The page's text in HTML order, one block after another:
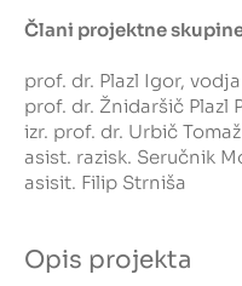
Člani projektne
prof. dr. Plazl Igor,
prof. dr. Žnidaršič Plazl
izr. prof. dr. Urbič Tomaž
asist. razisk. Seručnik
asisit. Filip Strniša
Opis projekta